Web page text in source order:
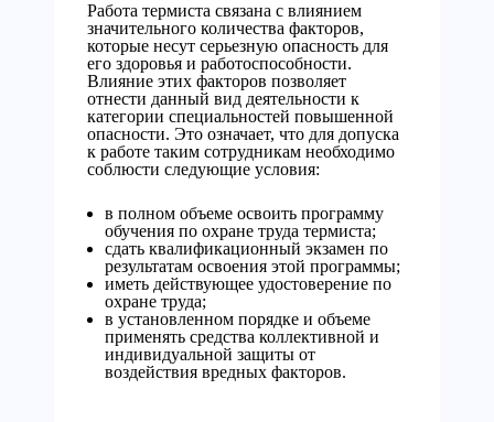
Работа термиста связана с влиянием
значительного количества факторов,
которые несут серьезную опасность для
его здоровья и работоспособности.
Влияние этих факторов позволяет
отнести данный вид деятельности к
категории специальностей повышенной
опасности. Это означает, что для допуска
к работе таким сотрудникам необходимо
соблюсти следующие условия:
в полном объеме освоить программу
обучения по охране труда термиста;
сдать квалификационный экзамен по
результатам освоения этой программы;
иметь действующее удостоверение по
охране труда;
в установленном порядке и объеме
применять средства коллективной и
индивидуальной защиты от
воздействия вредных факторов.